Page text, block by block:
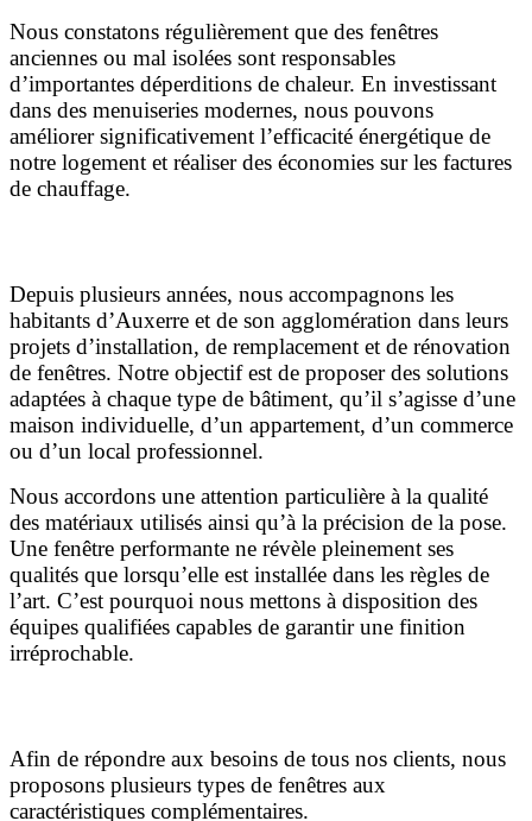
Nous constatons régulièrement que des fenêtres
anciennes ou mal isolées sont responsables
d’importantes déperditions de chaleur. En investissant
dans des menuiseries modernes, nous pouvons
améliorer significativement l’efficacité énergétique de
notre logement et réaliser des économies sur les factures
de chauffage.
Depuis plusieurs années, nous accompagnons les
habitants d’Auxerre et de son agglomération dans leurs
projets d’installation, de remplacement et de rénovation
de fenêtres. Notre objectif est de proposer des solutions
adaptées à chaque type de bâtiment, qu’il s’agisse d’une
maison individuelle, d’un appartement, d’un commerce
ou d’un local professionnel.
Nous accordons une attention particulière à la qualité
des matériaux utilisés ainsi qu’à la précision de la pose.
Une fenêtre performante ne révèle pleinement ses
qualités que lorsqu’elle est installée dans les règles de
l’art. C’est pourquoi nous mettons à disposition des
équipes qualifiées capables de garantir une finition
irréprochable.
Afin de répondre aux besoins de tous nos clients, nous
proposons plusieurs types de fenêtres aux
caractéristiques complémentaires.